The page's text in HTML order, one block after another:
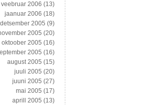
veebruar 2006 (13)
jaanuar 2006 (18)
detsember 2005 (9)
2005 (20)
oktoober 2005 (16)
2005 (16)
august 2005 (15)
juuli 2005 (20)
juuni 2005 (27)
mai 2005 (17)
aprill 2005 (13)